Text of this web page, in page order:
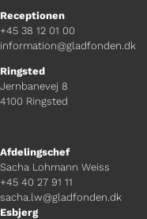
Receptionen
+45 38 12 01 00
information@gladfonden.dk
Ringsted
Jernbanevej 8
4100 Ringsted
Afdelingschef
Sacha Lohmann Weiss
+45 40 27 91 11
sacha.lw@gladfonden.dk
Esbjerg